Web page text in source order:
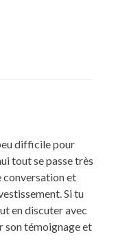
difficile pour
tout se passe très
conversation et
Si tu
en discuter avec
son témoignage et